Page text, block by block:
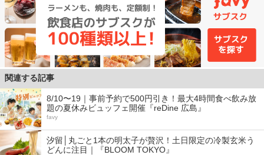
関連する記事
8/10〜19｜事前予約で500円引き！最大4時間食べ飲み放
題の夏休みビュッフェ開催『reDine 広島』
favy
汐留│丸ごと1本の明太子が贅沢！土日限定の冷製玄米う
どんに注目｜『BLOOM TOKYO』